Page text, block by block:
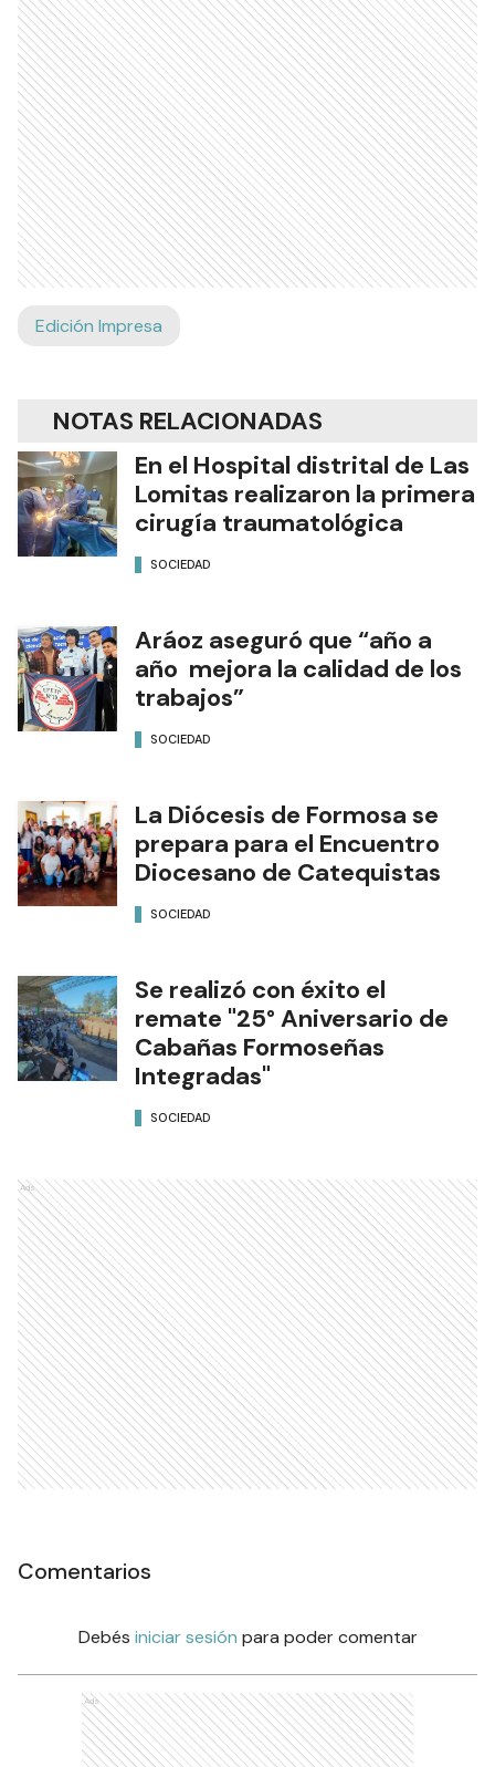
Edición Impresa
NOTAS RELACIONADAS
En el Hospital distrital de Las
Lomitas realizaron la primera
cirugía traumatológica
SOCIEDAD
Aráoz aseguró que “año a
año mejora la calidad de los
trabajos”
SOCIEDAD
La Diócesis de Formosa se
prepara para el Encuentro
Diocesano de Catequistas
SOCIEDAD
Se realizó con éxito el
remate "25° Aniversario de
Cabañas Formoseñas
Integradas"
SOCIEDAD
Ads
Comentarios
Debés iniciar sesión para poder comentar
Ads